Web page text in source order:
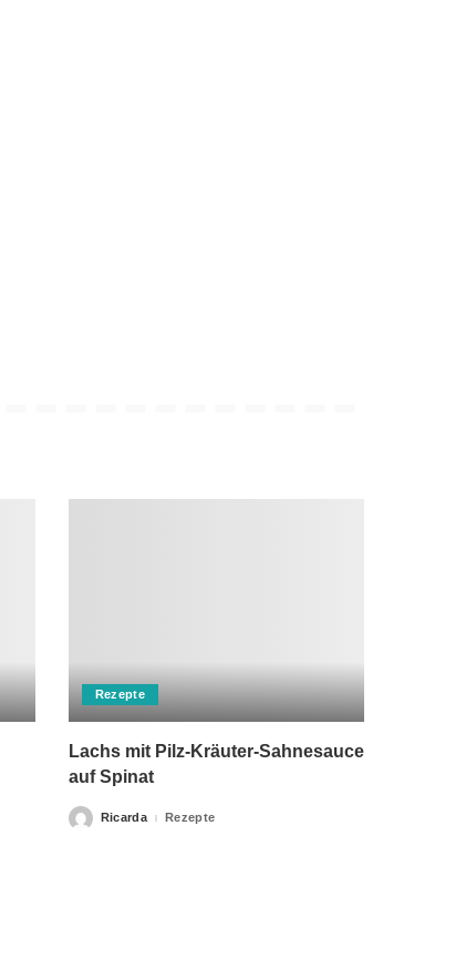
Rezepte
Lachs mit Pilz-Kräuter-Sahnesauce
auf Spinat
PostedRicarda Rezepte